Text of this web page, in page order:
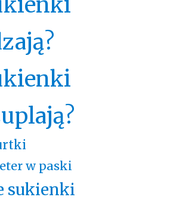
w paski
sukienki